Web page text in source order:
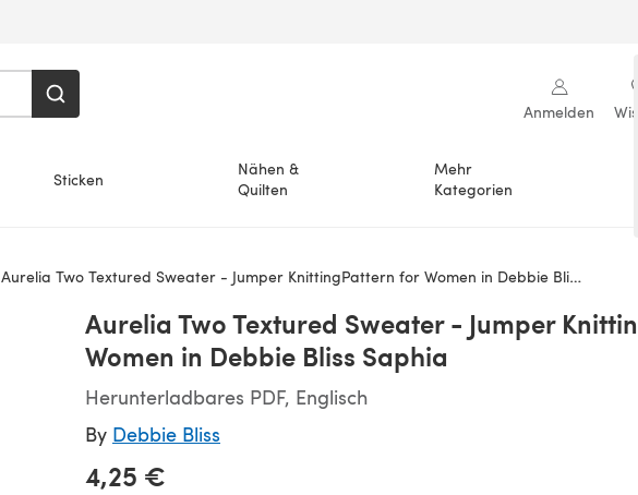
Anmelden
Sticken
Nähen &
Quilten
Mehr
Kategorien
Aurelia Two Textured Sweater - Jumper KnittingPattern for Women in Debbie Bliss Saphia
Aurelia Two Textured Sweater - Jumper
Women in Debbie Bliss Saphia
Herunterladbares PDF, Englisch
By Debbie Bliss
4,25 €